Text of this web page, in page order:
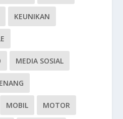
KEUNIKAN
MEDIA SOSIAL
MOBIL MOTOR